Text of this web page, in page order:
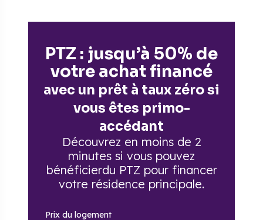
PTZ : jusqu’à 50% de
votre achat financé
avec un prêt à taux zéro si
vous êtes primo-
accédant
Découvrez en moins de 2
minutes si vous pouvez
bénéficierdu PTZ pour financer
votre résidence principale.
Prix du logement